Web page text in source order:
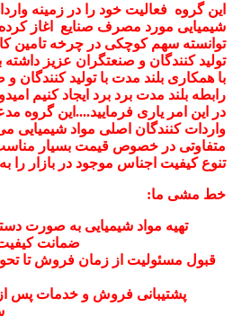
این گروه فعالیت خود را در زمینه
شیمیایی مورد مصرف صنایع اغاز
توانسته سهم کوچکی در چرخه تامین
تولید کنندگان و صنعتگران عزیز داشته
با همکاری بلند مدت با تولید کنندگان و
رابطه بلند مدت برد برد ایجاد کنیم
در این امر یاری فرمایید....این گروه
واردات کنندگان اصلی مواد شیمیایی
متفاوتی در خصوص قیمت بسیار
تنوع کیفیت اجناس موجود در بازار را
خط مشی ما:
تهیه مواد شیمیایی به صورت
ضمانت
قبول مسئولیت از زمان فروش تا